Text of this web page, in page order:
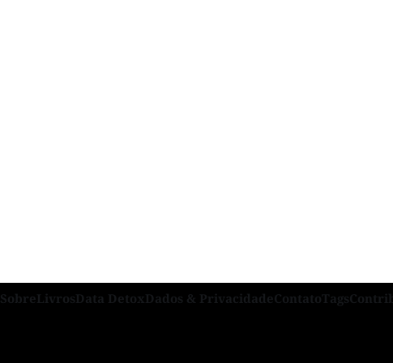
SobreLivrosData DetoxDados & PrivacidadeContato Tags